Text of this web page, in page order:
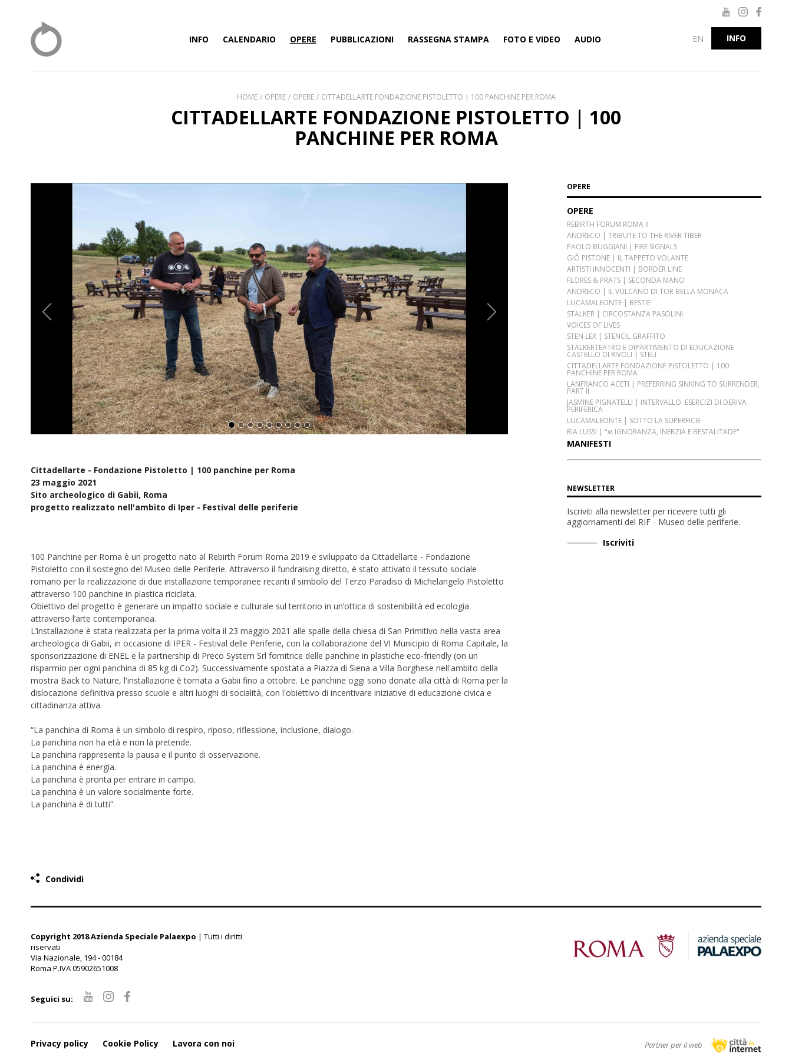
INFO CALENDARIO OPERE PUBBLICAZIONI RASSEGNA STAMPA FOTO E VIDEO AUDIO INFO
EN
HOME OPERE OPERE CITTADELLARTE FONDAZIONE PISTOLETTO | 100 PANCHINE PER ROMA
CITTADELLARTE FONDAZIONE PISTOLETTO | 100
PANCHINE PER ROMA
Cittadellarte - Fondazione Pistoletto | 100 panchine per Roma
23 maggio 2021
Sito archeologico di Gabii, Roma
progetto realizzato nell'ambito di Iper - Festival delle periferie
100 Panchine per Roma è un progetto nato al Rebirth Forum Roma 2019 e sviluppato da Cittadellarte - Fondazione
Pistoletto con il sostegno del Museo delle Periferie. Attraverso il fundraising diretto, è stato attivato il tessuto sociale
romano per la realizzazione di due installazione temporanee recanti il simbolo del Terzo Paradiso di Michelangelo Pistoletto
attraverso 100 panchine in plastica riciclata.
Obiettivo del progetto è generare un impatto sociale e culturale sul territorio in un’ottica di sostenibilità ed ecologia
attraverso l’arte contemporanea.
L’installazione è stata realizzata per la prima volta il 23 maggio 2021 alle spalle della chiesa di San Primitivo nella vasta area
archeologica di Gabii, in occasione di IPER - Festival delle Periferie, con la collaborazione del VI Municipio di Roma Capitale, la
sponsorizzazione di ENEL e la partnership di Preco System Srl fornitrice delle panchine in plastiche eco-friendly (on un
risparmio per ogni panchina di 85 kg di Co2). Successivamente spostata a Piazza di Siena a Villa Borghese nell'ambito della
mostra Back to Nature, l'installazione è tornata a Gabii fino a ottobre. Le panchine oggi sono donate alla città di Roma per la
dislocazione definitiva presso scuole e altri luoghi di socialità, con l'obiettivo di incentivare iniziative di educazione civica e
cittadinanza attiva.
“La panchina di Roma è un simbolo di respiro, riposo, riflessione, inclusione, dialogo.
La panchina non ha età e non la pretende.
La panchina rappresenta la pausa e il punto di osservazione.
La panchina è energia.
La panchina è pronta per entrare in campo.
La panchina è un valore socialmente forte.
La panchina è di tutti”.
OPERE
OPERE
REBIRTH FORUM ROMA II
ANDRECO | TRIBUTE TO THE RIVER TIBER
PAOLO BUGGIANI | FIRE SIGNALS
GIÒ PISTONE | IL TAPPETO VOLANTE
ARTISTI INNOCENTI | BORDER LINE
FLORES & PRATS | SECONDA MANO
ANDRECO | IL VULCANO DI TOR BELLA MONACA
LUCAMALEONTE | BESTIE
STALKER | CIRCOSTANZA PASOLINI
VOICES OF LIVES
STEN LEX | STENCIL GRAFFITO
STALKERTEATRO E DIPARTIMENTO DI EDUCAZIONE
CASTELLO DI RIVOLI | STELI
CITTADELLARTE FONDAZIONE PISTOLETTO | 100
PANCHINE PER ROMA
LANFRANCO ACETI | PREFERRING SINKING TO SURRENDER,
PART II
JASMINE PIGNATELLI | INTERVALLO. ESERCIZI DI DERIVA
PERIFERICA
LUCAMALEONTE | SOTTO LA SUPERFICIE
RIA LUSSI | "ʍ IGNORANZA, INERZIA E BESTALITADE"
MANIFESTI
NEWSLETTER
Iscriviti alla newsletter per ricevere tutti gli
aggiornamenti del RIF - Museo delle periferie.
Iscriviti
Condividi
Copyright 2018 Azienda Speciale Palaexpo | Tutti i diritti
riservati
Via Nazionale, 194 - 00184
Roma P.IVA 05902651008
Seguici su:
Privacy policy Cookie Policy Lavora con noi Partner per il web